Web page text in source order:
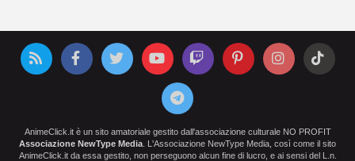
AnimeClick.it è un sito amatoriale gestito dall'associazione culturale NO PROFIT
Associazione NewType Media . L'Associazione NewType Media, così come il sito
AnimeClick.it da essa gestito, non perseguono alcun fine di lucro, e ai sensi del L.n.